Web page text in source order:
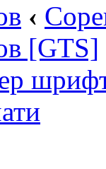
‹
[GTS]